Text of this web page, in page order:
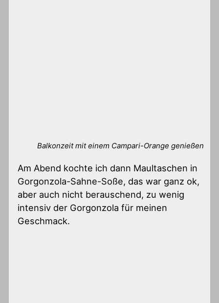
Balkonzeit mit einem Campari-Orange genießen
Am Abend kochte ich dann Maultaschen in
Gorgonzola-Sahne-Soße, das war ganz ok,
aber auch nicht berauschend, zu wenig
intensiv der Gorgonzola für meinen
Geschmack.